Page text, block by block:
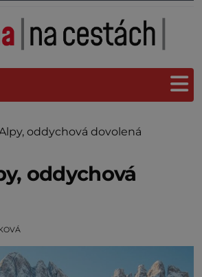
oddychová dovolená
oddychová